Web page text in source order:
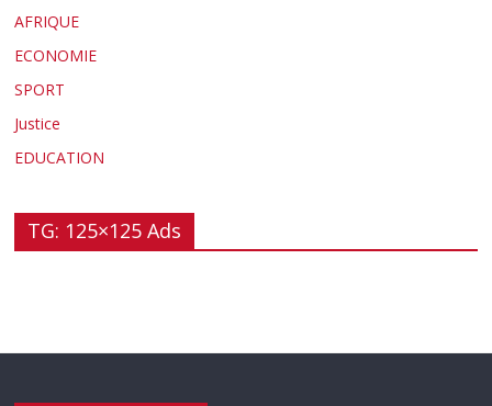
AFRIQUE
ECONOMIE
SPORT
Justice
EDUCATION
TG: 125×125 Ads